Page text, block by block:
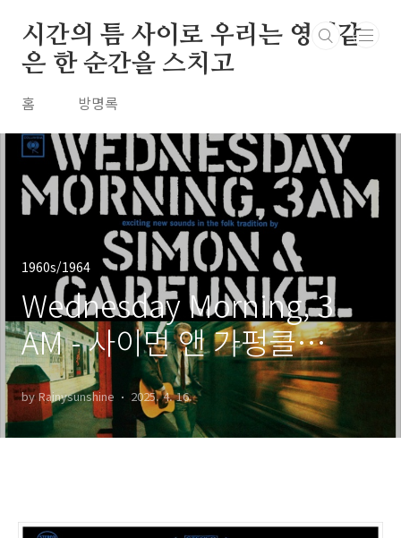
시간의 틈 사이로 우리는 영원같
은 한 순간을 스치고
홈 방명록
1960s/1964
Wednesday Morning, 3
AM - 사이먼 앤 가펑클
Simon & Garfunkel / 1964
by Rainysunshine 2025. 4. 16.